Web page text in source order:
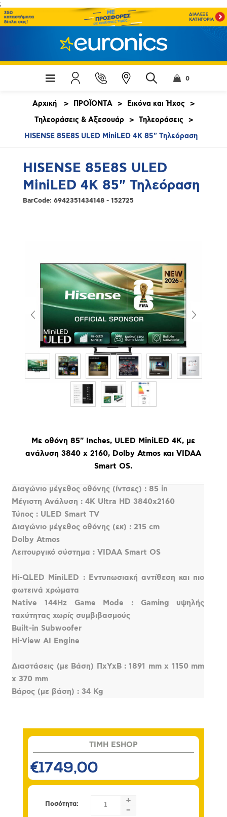
;
0
Αρχική > ΠΡΟΪΟΝΤΑ > Εικόνα και Ήχος
>
Τηλεοράσεις & Αξεσουάρ
> Τηλεοράσεις
>
HISENSE 85E8S ULED MiniLED 4K 85" Τηλεόραση
HISENSE 85E8S ULED
MiniLED 4K 85" Τηλεόραση
BarCode: 6942351434148 - 152725
Με οθόνη 85" Inches, ULED MiniLED 4K, με
ανάλυση 3840 x 2160, Dolby Atmos και VIDAA
Smart OS.
Διαγώνιο μέγεθος οθόνης (ίντσες) : 85 in
Μέγιστη Ανάλυση : 4K Ultra HD 3840x2160
Τύπος : ULED Smart TV
Διαγώνιο μέγεθος οθόνης (εκ) : 215 cm
Dolby Atmos
Λειτουργικό σύστημα : VIDAA Smart OS
Hi-QLED MiniLED : Εντυπωσιακή αντίθεση και πιο
φωτεινά χρώματα
Native 144Hz Game Mode : Gaming υψηλής
ταχύτητας χωρίς συμβιβασμούς
Built-in Subwoofer
Hi-View AI Engine
Διαστάσεις (με Βάση) ΠxΥxΒ : 1891 mm x 1150 mm
x 370 mm
Βάρος (με βάση) : 34 Kg
TIMH ESHOP
€1749,00
Ποσότητα:
+
-